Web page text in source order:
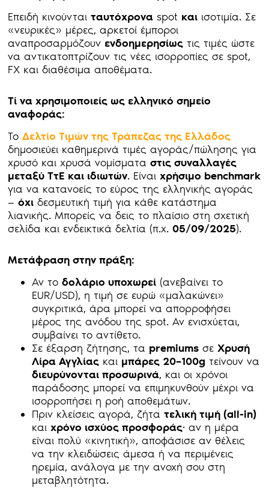
Επειδή κινούνταιταυτόχρονα spot και ισοτιμία. Σε
«νευρικές» μέρες, αρκετοί έμποροι
αναπροσαρμόζουνενδοημερησίως τις τιμές ώστε
να αντικατοπτρίζουν τις νέες ισορροπίες σε spot,
FX και διαθέσιμα αποθέματα.
Τί να χρησιμοποιείς ως ελληνικό σημείο
αναφοράς:
ΤοΔελτίο Τιμών της Τράπεζας της Ελλάδος
δημοσιεύει καθημερινά τιμές αγοράς/πώλησης για
χρυσό και χρυσά νομίσματαστις συναλλαγές
μεταξύ ΤτΕ και ιδιωτών. Είναιχρήσιμο benchmark
για να κατανοείς το εύρος της ελληνικής αγοράς
—όχι δεσμευτική τιμή για κάθε κατάστημα
λιανικής. Μπορείς να δεις το πλαίσιο στη σχετική
σελίδα και ενδεικτικά δελτία (π.χ.05/09/2025).
Μετάφραση στην πράξη:
Αν τοδολάριο υποχωρεί (ανεβαίνει το
EUR/USD), η τιμή σε ευρώ «μαλακώνει»
συγκριτικά, άρα μπορεί να απορροφήσει
μέρος της ανόδου της spot. Αν ενισχύεται,
συμβαίνει το αντίθετο.
Σε έξαρση ζήτησης, τα premiums σεΧρυσή
Λίρα Αγγλίας και μπάρες 20–100g τείνουν να
διευρύνονται προσωρινά, και οι χρόνοι
παράδοσης μπορεί να επιμηκυνθούν μέχρι να
ισορροπήσει η ροή αποθεμάτων.
Πριν κλείσεις αγορά, ζήτατελική τιμή (all-in)
καιχρόνο ισχύος προσφοράς· αν η μέρα
είναι πολύ «κινητική», αποφάσισε αν θέλεις
να την κλειδώσεις άμεσα ή να περιμένεις
ηρεμία, ανάλογα με την ανοχή σου στη
μεταβλητότητα.